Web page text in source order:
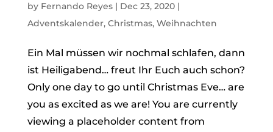
by Fernando Reyes| Dec 23, 2020|
Adventskalender, Christmas, Weihnachten
Ein Mal müssen wir nochmal schlafen, dann
ist Heiligabend… freut Ihr Euch auch schon?
Only one day to go until Christmas Eve… are
you as excited as we are! You are currently
viewing a placeholder content from